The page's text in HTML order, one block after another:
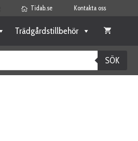
Tidab.se Kontakta oss
Trädgårdstillbehör
SÖK